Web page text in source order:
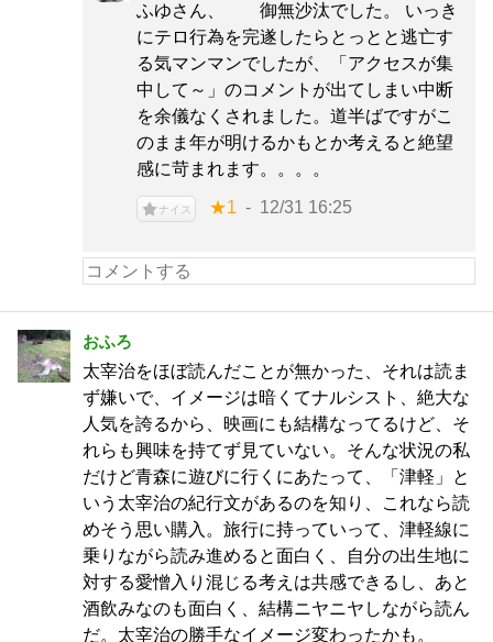
ふゆさん、 御無沙汰でした。 いっき
にテロ行為を完遂したらとっとと逃亡す
る気マンマンでしたが、「アクセスが集
中して～」のコメントが出てしまい中断
を余儀なくされました。道半ばですがこ
のまま年が明けるかもとか考えると絶望
感に苛まれます。。。。
ナイス ★1 12/31 16:25
おふろ
太宰治をほぼ読んだことが無かった、それは読ま
ず嫌いで、イメージは暗くてナルシスト、絶大な
人気を誇るから、映画にも結構なってるけど、そ
れらも興味を持てず見ていない。そんな状況の私
だけど青森に遊びに行くにあたって、「津軽」と
いう太宰治の紀行文があるのを知り、これなら読
めそう思い購入。旅行に持っていって、津軽線に
乗りながら読み進めると面白く、自分の出生地に
対する愛憎入り混じる考えは共感できるし、あと
酒飲みなのも面白く、結構ニヤニヤしながら読ん
だ。太宰治の勝手なイメージ変わったかも。